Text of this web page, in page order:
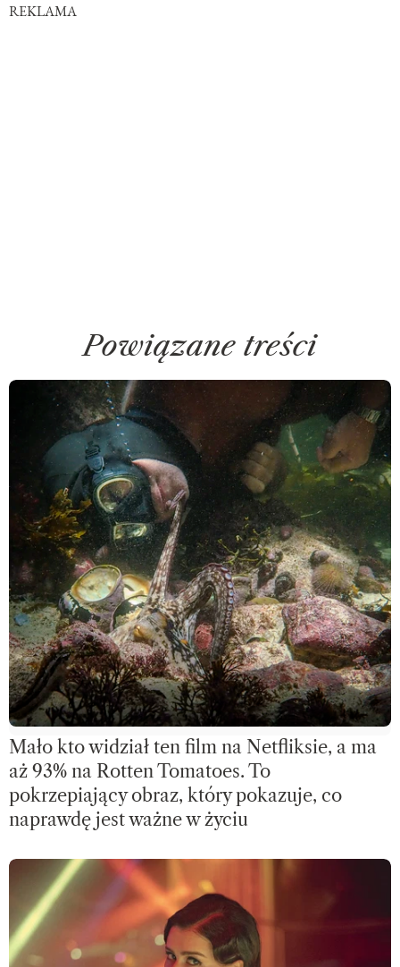
REKLAMA
Powiązane treści
Mało kto widział ten film na Netfliksie, a ma
aż 93% na Rotten Tomatoes. To
pokrzepiający obraz, który pokazuje, co
naprawdę jest ważne w życiu